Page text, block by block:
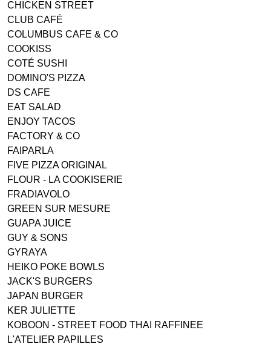
CHICKEN STREET
CLUB CAFÉ
COLUMBUS CAFE & CO
COOKISS
COTÉ SUSHI
DOMINO'S PIZZA
DS CAFE
EAT SALAD
ENJOY TACOS
FACTORY & CO
FAIPARLA
FIVE PIZZA ORIGINAL
FLOUR - LA COOKISERIE
FRADIAVOLO
GREEN SUR MESURE
GUAPA JUICE
GUY & SONS
GYRAYA
HEIKO POKE BOWLS
JACK'S BURGERS
JAPAN BURGER
KER JULIETTE
KOBOON - STREET FOOD THAI RAFFINEE
L'ATELIER PAPILLES